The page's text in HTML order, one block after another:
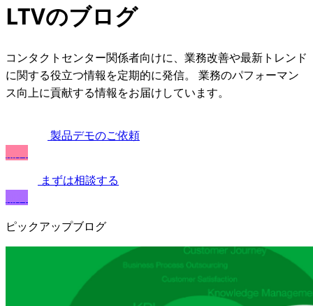
LTVのブログ
コンタクトセンター関係者向けに、業務改善や最新トレンド
に関する役立つ情報を定期的に発信。 業務のパフォーマン
ス向上に貢献する情報をお届けしています。
製品デモのご依頼
まずは相談する
ピックアップブログ